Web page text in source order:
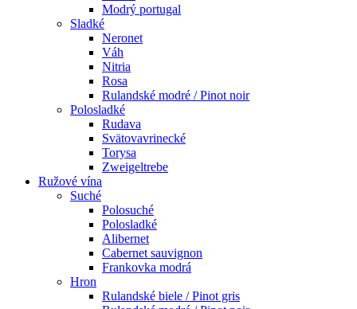
Modrý portugal
Sladké
Neronet
Váh
Nitria
Rosa
Rulandské modré / Pinot noir
Polosladké
Rudava
Svätovavrinecké
Torysa
Zweigeltrebe
Ružové vína
Suché
Polosuché
Polosladké
Alibernet
Cabernet sauvignon
Frankovka modrá
Hron
Rulandské biele / Pinot gris